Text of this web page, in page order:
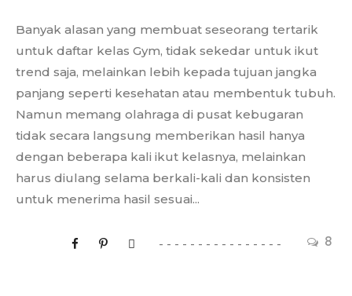
8
Banyak alasan yang membuat seseorang tertarik
untuk daftar kelas Gym, tidak sekedar untuk ikut
trend saja, melainkan lebih kepada tujuan jangka
panjang seperti kesehatan atau membentuk tubuh.
Namun memang olahraga di pusat kebugaran
tidak secara langsung memberikan hasil hanya
dengan beberapa kali ikut kelasnya, melainkan
harus diulang selama berkali-kali dan konsisten
untuk menerima hasil sesuai...